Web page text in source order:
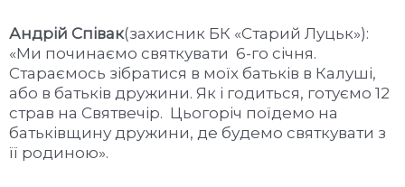
Андрій Співак(захисник БК «Старий Луцьк»):
«Ми починаємо святкувати 6-го січня.
Стараємось зібратися в моїх батьків в Калуші,
або в батьків дружини. Як і годиться, готуємо 12
страв на Святвечір. Цьогоріч поїдемо на
батьківщину дружини, де будемо святкувати з
її родиною».